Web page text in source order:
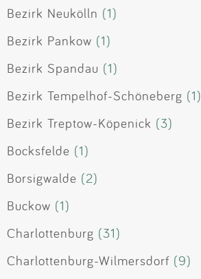
Bezirk Neukölln (1)
Bezirk Pankow (1)
Bezirk Spandau (1)
Bezirk Tempelhof-Schöneberg (1)
Bezirk Treptow-Köpenick (3)
Bocksfelde (1)
Borsigwalde (2)
Buckow (1)
Charlottenburg (31)
Charlottenburg-Wilmersdorf (9)